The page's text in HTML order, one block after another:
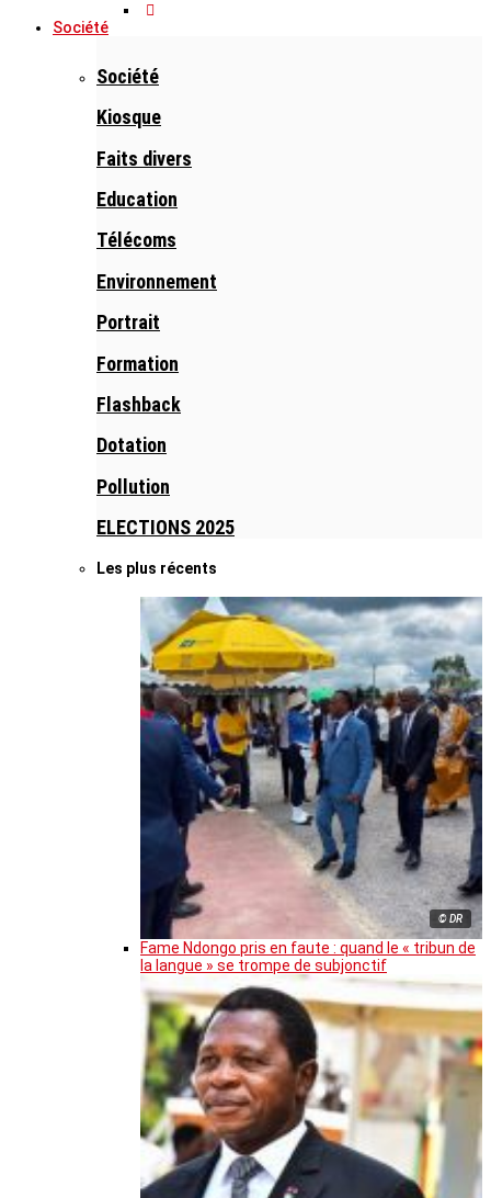
Société
Société
Kiosque
Faits divers
Education
Télécoms
Environnement
Portrait
Formation
Flashback
Dotation
Pollution
ELECTIONS 2025
Les plus récents
© DR
Fame Ndongo pris en faute : quand le « tribun de
la langue » se trompe de subjonctif